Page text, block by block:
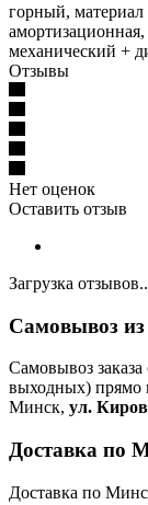
горный,
механический +
Отзывы
Нет оценок
Оставить отзыв
Загрузка
Самовывоз
Самовывоз заказа
выходных) прямо
Минск, ул.
Доставка по
Доставка по